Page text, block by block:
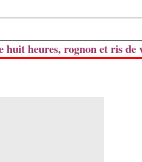
heures, rognon et ris de